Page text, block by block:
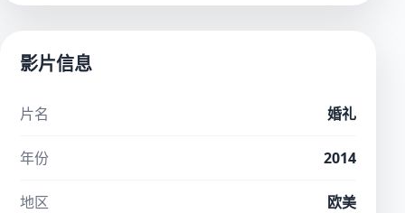
影片信息
片名 婚礼
年份 2014
地区 欧美